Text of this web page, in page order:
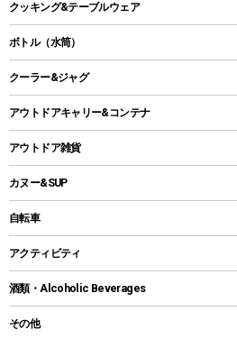
スクエアタープ（レクタタープ）
メッシュタープ
自立式タープ
パラソル
テントアクセサリー
ペグ
グランドシート
ガイドロープ
ツール
LEDライト
ヘッドライト
キャンドル
ガス缶
ガストーチ、ライター
バーベキューコンロ、グリル
焚き火台タイプ（ロースタイル）グリル
卓上タイプグリル
パーティータイプグリル
鉄板、アミ
焚き火台&ストーブ
火起こし
バーベキューツール
クッキング&テーブルウェア
ダッチオーブン
ホットサンドメーカー
クッカーセット
シェラカップ
クッキングツール
ナイフ
カトラリー
ボトル（水筒）
ステンレスボトル
コップ付きタイプ
ワンタッチタイプ
プラスチックボトル
ディズニーボトル
クーラー&ジャグ
クーラーボックス
クーラーバッグ
ウォータージャグ
保冷剤
アウトドアキャリー&コンテナ
アウトドアキャリー
アウトドア雑貨
バックパック&バッグ
リュック、バックパック
トートバッグ、サコッシュ
ショッピングキャリー
カヌー&SUP
インフレータブル
カヤック
パドル
自転車
折りたたみ自転車
スポーツサイクル
シティサイクル
アクティビティ
マリン
酒類・Alcoholic Beverages
その他